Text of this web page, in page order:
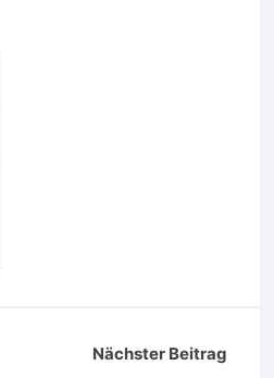
Nächster Beitrag